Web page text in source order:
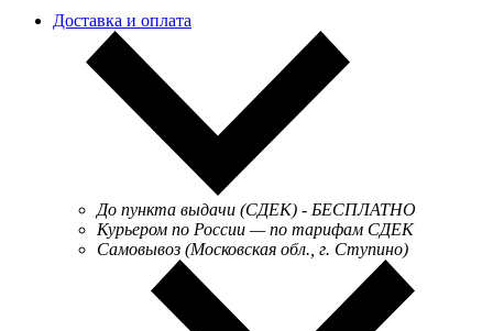
Доставка и оплата
До пункта выдачи (СДЕК) - БЕСПЛАТНО
Курьером по России — по тарифам СДЕК
Самовывоз (Московская обл., г. Ступино)